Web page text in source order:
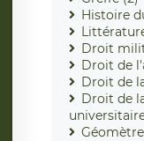
Histoire
Droit
Droit de
Droit de
Droit de
Géomètre